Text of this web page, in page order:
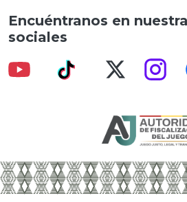
Encuéntranos en
sociales